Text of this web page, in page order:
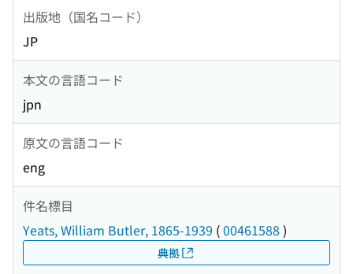
出版地（国名コード）
JP
本文の言語コード
jpn
原文の言語コード
eng
件名標目
Yeats, William Butler, 1865-1939 (00461588 )
典拠